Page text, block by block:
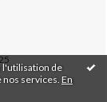
l'utilisation de
services. En